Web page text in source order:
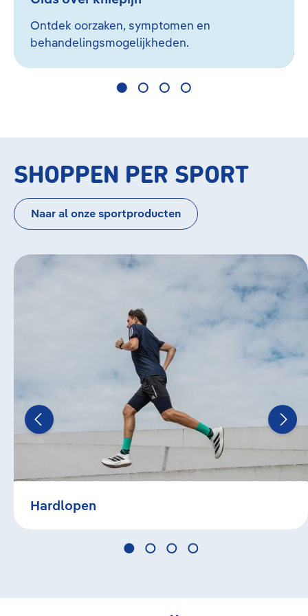
Ontdek oorzaken, symptomen en
behandelingsmogelijkheden.
SHOPPEN PER SPORT
Naar al onze sportproducten
Bildergalerie überspringen
Hardlopen
Hardlopen